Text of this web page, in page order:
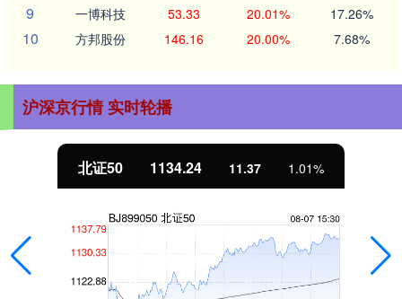
9 一博科技 53.33 20.01% 17.26%
10 方邦股份 146.16 20.00% 7.68%
沪深京行情 实时轮播
北证50 1134.24 11.37 1.01%